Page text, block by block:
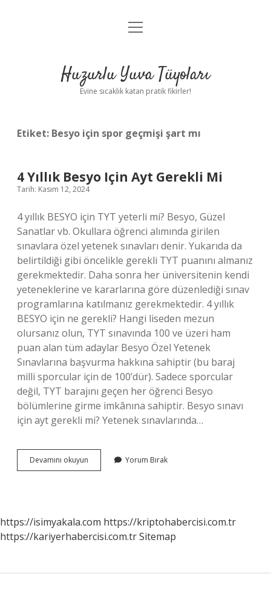
Anasayfa
Yasal Uyarı
menüyü
Huzurlu Yuva Tüyoları
Evine sıcaklık katan pratik fikirler!
Etiket: Besyo için spor geçmişi şart mı
4 Yıllık Besyo Için Ayt Gerekli Mi
Tarih: Kasım 12, 2024
4 yıllık BESYO için TYT yeterli mi? Besyo, Güzel
Sanatlar vb. Okullara öğrenci alımında girilen
sınavlara özel yetenek sınavları denir. Yukarıda da
belirtildiği gibi öncelikle gerekli TYT puanını almanız
gerekmektedir. Daha sonra her üniversitenin kendi
yeteneklerine ve kararlarına göre düzenlediği sınav
programlarına katılmanız gerekmektedir. 4 yıllık
BESYO için ne gerekli? Hangi liseden mezun
olursanız olun, TYT sınavında 100 ve üzeri ham
puan alan tüm adaylar Besyo Özel Yetenek
Sınavlarına başvurma hakkına sahiptir (bu baraj
milli sporcular için de 100’dür). Sadece sporcular
değil, TYT barajını geçen her öğrenci Besyo
bölümlerine girme imkânına sahiptir. Besyo sınavı
için ayt gerekli mi? Yetenek sınavlarında…
Devamını okuyun
Yıllık
Mi
Yorum Bırak
https://isimyakala.com https://kriptohabercisi.com.tr
https://kariyerhabercisi.com.trSitemap